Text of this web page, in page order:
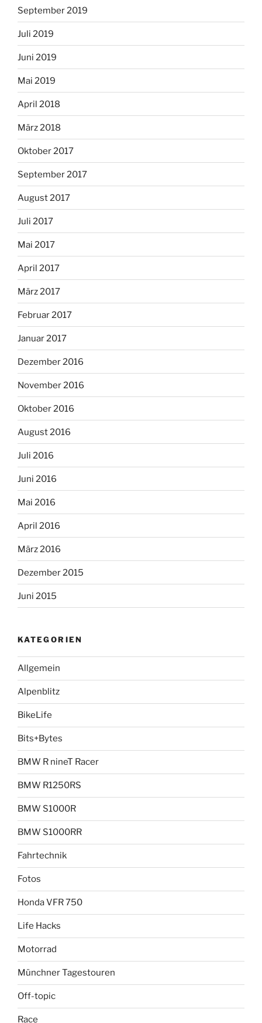
September 2019
Juli 2019
Juni 2019
Mai 2019
April 2018
März 2018
Oktober 2017
September 2017
August 2017
Juli 2017
Mai 2017
April 2017
März 2017
Februar 2017
Januar 2017
Dezember 2016
November 2016
Oktober 2016
August 2016
Juli 2016
Juni 2016
Mai 2016
April 2016
März 2016
Dezember 2015
Juni 2015
KATEGORIEN
Allgemein
Alpenblitz
BikeLife
Bits+Bytes
BMW R nineT Racer
BMW R1250RS
BMW S1000R
BMW S1000RR
Fahrtechnik
Fotos
Honda VFR 750
Life Hacks
Motorrad
Münchner Tagestouren
Off-topic
Race